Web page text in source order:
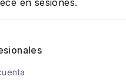
en sesiones.